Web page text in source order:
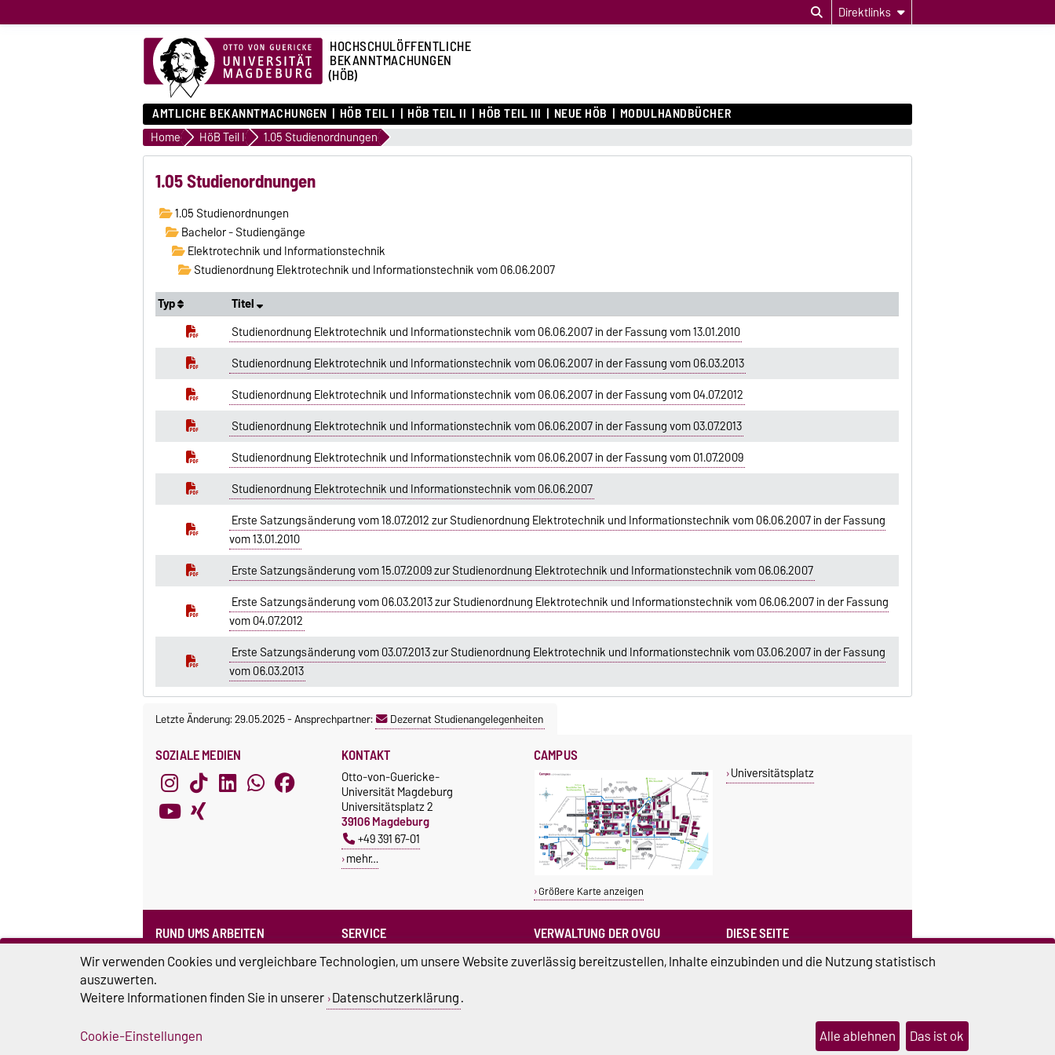
Direktlinks
HOCHSCHULÖFFENTLICHE
BEKANNTMACHUNGEN
(HÖB)
AMTLICHE BEKANNTMACHUNGEN HÖB TEIL I HÖB TEIL II HÖB TEIL III NEUE HÖB MODULHANDBÜCHER
Home HöB Teil I 1.05 Studienordnungen
1.05 Studienordnungen
1.05 Studienordnungen
Bachelor - Studiengänge
Elektrotechnik und Informationstechnik
Studienordnung Elektrotechnik und Informationstechnik vom 06.06.2007
Typ
Titel
Studienordnung Elektrotechnik und Informationstechnik vom 06.06.2007 in der Fassung vom 13.01.2010
Studienordnung Elektrotechnik und Informationstechnik vom 06.06.2007 in der Fassung vom 06.03.2013
Studienordnung Elektrotechnik und Informationstechnik vom 06.06.2007 in der Fassung vom 04.07.2012
Studienordnung Elektrotechnik und Informationstechnik vom 06.06.2007 in der Fassung vom 03.07.2013
Studienordnung Elektrotechnik und Informationstechnik vom 06.06.2007 in der Fassung vom 01.07.2009
Studienordnung Elektrotechnik und Informationstechnik vom 06.06.2007
Erste Satzungsänderung vom 18.07.2012 zur Studienordnung Elektrotechnik und Informationstechnik vom 06.06.2007 in der Fassung
vom 13.01.2010
Erste Satzungsänderung vom 15.07.2009 zur Studienordnung Elektrotechnik und Informationstechnik vom 06.06.2007
Erste Satzungsänderung vom 06.03.2013 zur Studienordnung Elektrotechnik und Informationstechnik vom 06.06.2007 in der Fassung
vom 04.07.2012
Erste Satzungsänderung vom 03.07.2013 zur Studienordnung Elektrotechnik und Informationstechnik vom 03.06.2007 in der Fassung
vom 06.03.2013
Letzte Änderung: 29.05.2025-Ansprechpartner: Dezernat Studienangelegenheiten
SOZIALE MEDIEN KONTAKT
Otto-von-Guericke-
Universität Magdeburg
Universitätsplatz 2
39106 Magdeburg
+49 391 67-01
mehr…
CAMPUS
Größere Karte anzeigen
Universitätsplatz
RUND UMS ARBEITEN
Formularpool
Corporate Design
SERVICE
Notrufnummern der Universität
Fundbüro
VERWALTUNG DER OVGU
Kanzlerin
Rechtsstelle
DIESE SEITE
Vorlesen
Sitemap
Wir verwenden Cookies und vergleichbare Technologien, um unsere Website zuverlässig bereitzustellen, Inhalte einzubinden und die Nutzung statistisch
auszuwerten.
Weitere Informationen finden Sie in unserer Datenschutzerklärung.
Cookie-Einstellungen
Alle ablehnen Das ist ok